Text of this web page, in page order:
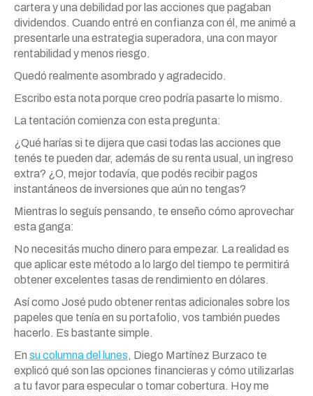
cartera y una debilidad por las acciones que pagaban
dividendos. Cuando entré en confianza con él, me animé a
presentarle una estrategia superadora, una con mayor
rentabilidad y menos riesgo.
Quedó realmente asombrado y agradecido.
Escribo esta nota porque creo podría pasarte lo mismo.
La tentación comienza con esta pregunta:
¿Qué harías si te dijera que casi todas las acciones que
tenés te pueden dar, además de su renta usual, un ingreso
extra? ¿O, mejor todavía, que podés recibir pagos
instantáneos de inversiones que aún no tengas?
Mientras lo seguís pensando, te enseño cómo aprovechar
esta ganga:
No necesitás mucho dinero para empezar. La realidad es
que aplicar este método a lo largo del tiempo te permitirá
obtener excelentes tasas de rendimiento en dólares.
Así como José pudo obtener rentas adicionales sobre los
papeles que tenía en su portafolio, vos también puedes
hacerlo. Es bastante simple.
En su columna del lunes, Diego Martínez Burzaco te
explicó qué son las opciones financieras y cómo utilizarlas
a tu favor para especular o tomar cobertura. Hoy me